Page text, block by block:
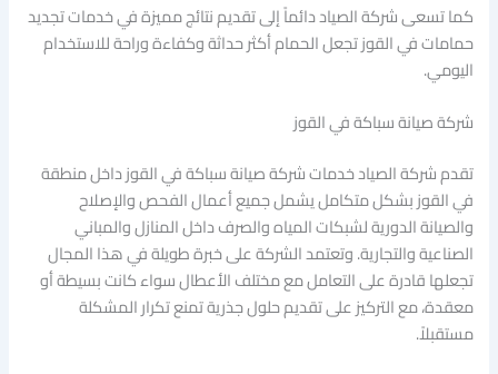
كما تسعى شركة الصياد دائماً إلى تقديم نتائج مميزة في خدمات تجديد
حمامات في القوز تجعل الحمام أكثر حداثة وكفاءة وراحة للاستخدام
اليومي.
شركة صيانة سباكة في القوز
تقدم شركة الصياد خدمات شركة صيانة سباكة في القوز داخل منطقة
في القوز بشكل متكامل يشمل جميع أعمال الفحص والإصلاح
والصيانة الدورية لشبكات المياه والصرف داخل المنازل والمباني
الصناعية والتجارية. وتعتمد الشركة على خبرة طويلة في هذا المجال
تجعلها قادرة على التعامل مع مختلف الأعطال سواء كانت بسيطة أو
معقدة، مع التركيز على تقديم حلول جذرية تمنع تكرار المشكلة
مستقبلاً.